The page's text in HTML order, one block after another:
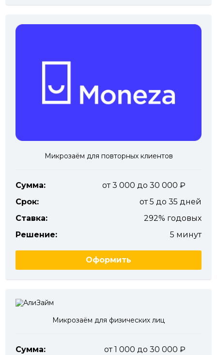
Микрозаём для повторных клиентов
Сумма:
от 3 000 до 30 000
Срок:
от 5 до 35 дней
Ставка:
292% годовых
Решение:
5 минут
Оформить
Микрозаём для физических лиц
Сумма:
от 1 000 до 30 000